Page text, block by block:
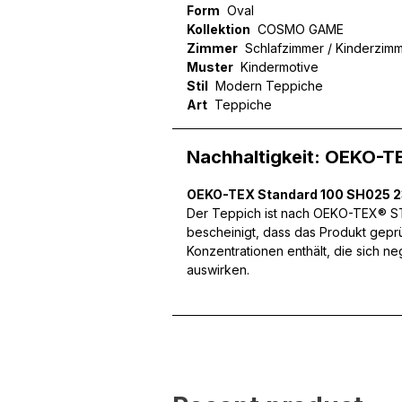
Form Oval
Kollektion COSMO GAME
Zimmer Schlafzimmer /
Muster Kindermotive
Stil Modern Teppiche
Art Teppiche
Nachhaltigkeit: OEKO-
OEKO-TEX Standard 100 SH025
Der Teppich ist nach OEKO-TEX®
bescheinigt, dass das Produkt
Konzentrationen enthält, die sich
auswirken.
Wir verwenden Cookies,
können und um unseren
Website an unsere
Notwendig
Notwendige Cookies sind
Beispiel das Bereitstellen
speichern keine